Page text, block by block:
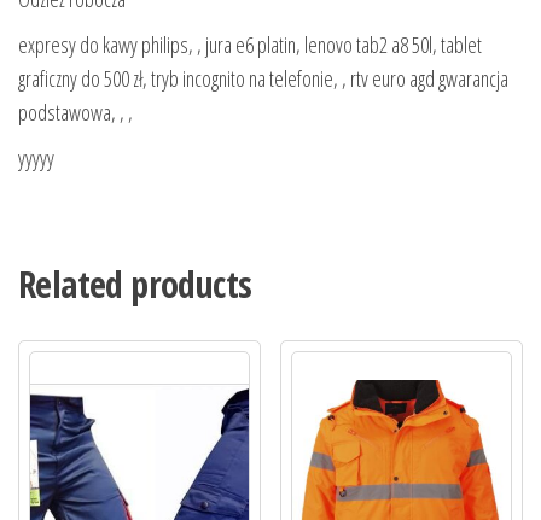
expresy do kawy philips, , jura e6 platin, lenovo tab2 a8 50l, tablet
graficzny do 500 zł, tryb incognito na telefonie, , rtv euro agd gwarancja
podstawowa, , ,
yyyyy
Related products